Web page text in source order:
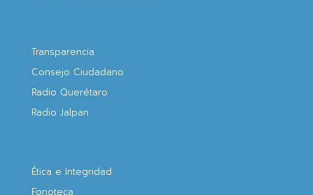
Transparencia
Consejo Ciudadano
Radio Querétaro
Radio Jalpan
Ética e Integridad
Fonoteca